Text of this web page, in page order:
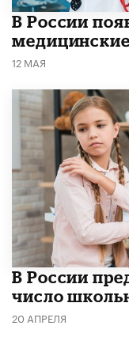
В России
12 МАЯ
В России
число
20 АПРЕЛЯ